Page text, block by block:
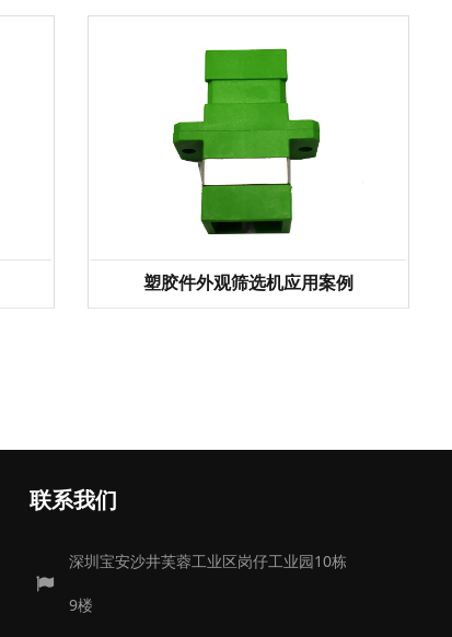
塑胶件外观筛选机应用案例
联系我们
深圳宝安沙井芙蓉工业区岗仔工业园10栋
9楼